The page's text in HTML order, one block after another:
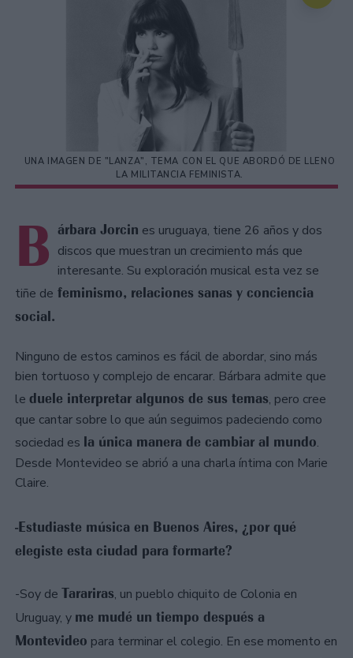
UNA IMAGEN DE "LANZA", TEMA CON EL QUE ABORDÓ DE LLENO
LA MILITANCIA FEMINISTA.
B árbara Jorcin es uruguaya, tiene 26 años y dos
discos que muestran un crecimiento más que
interesante. Su exploración musical esta vez se
tiñe de feminismo, relaciones sanas y conciencia
social.
Ninguno de estos caminos es fácil de abordar, sino más
bien tortuoso y complejo de encarar. Bárbara admite que
le duele interpretar algunos de sus temas, pero cree
que cantar sobre lo que aún seguimos padeciendo como
sociedad es la única manera de cambiar al mundo.
Desde Montevideo se abrió a una charla íntima con Marie
Claire.
-Estudiaste música en Buenos Aires, ¿por qué
elegiste esta ciudad para formarte?
-Soy de Tarariras, un pueblo chiquito de Colonia en
Uruguay, y me mudé un tiempo después a
Montevideo para terminar el colegio. En ese momento en